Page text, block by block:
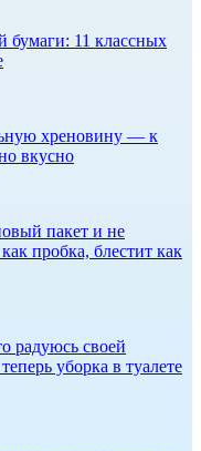
бумаги: 11 классных
хреновину — к
вкусно
пакет и не
пробка, блестит как
радуюсь своей
уборка в туалете